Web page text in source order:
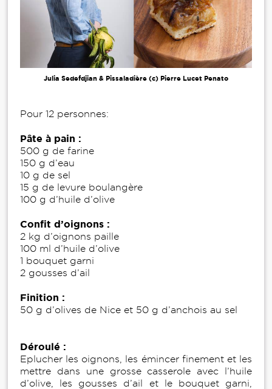
Julia Sedefdjian & Pissaladière (c) Pierre Lucet Penato
Pour 12 personnes:
Pâte à pain :
500 g de farine
150 g d’eau
10 g de sel
15 g de levure boulangère
100 g d’huile d’olive
Confit d’oignons :
2 kg d’oignons paille
100 ml d’huile d’olive
1 bouquet garni
2 gousses d’ail
Finition :
50 g d’olives de Nice et 50 g d’anchois au sel
Déroulé :
Eplucher les oignons, les émincer finement et les
mettre dans une grosse casserole avec l’huile
d’olive, les gousses d’ail et le bouquet garni,